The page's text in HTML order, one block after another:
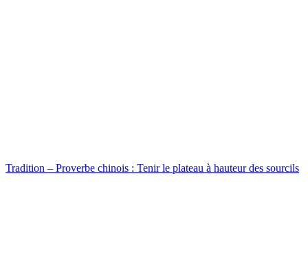
Tradition – Proverbe chinois : Tenir le plateau à hauteur des sourcils